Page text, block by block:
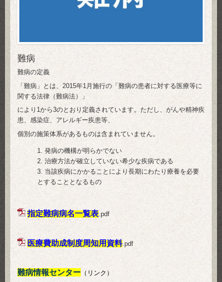
難病
難病の定義
「難病」とは、2015年1月施行の「難病の患者に対する医療等に
関する法律（難病法）」
により1から3のとおり定義されています。ただし、がんや精神疾
患、感染症、アレルギー疾患等、
個別の施策体系があるものは含まれていません。
発病の機構が明らかでない
治療方法が確立していない希少な疾病である
当該疾病にかかることにより長期にわたり療養を必要
とすることとなるもの
指定難病病名一覧表.pdf
医療費助成制度周知用資料.pdf
難病情報センター （リンク）